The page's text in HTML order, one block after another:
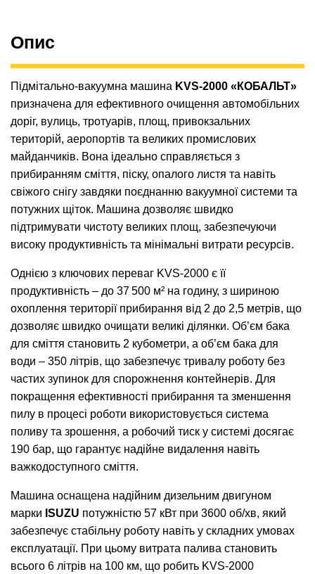
Опис
Підмітально-вакуумна машина KVS-2000 «КОБАЛЬТ»
призначена для ефективного очищення автомобільних
доріг, вулиць, тротуарів, площ, привокзальних
територій, аеропортів та великих промислових
майданчиків. Вона ідеально справляється з
прибиранням сміття, піску, опалого листя та навіть
свіжого снігу завдяки поєднанню вакуумної системи та
потужних щіток. Машина дозволяє швидко
підтримувати чистоту великих площ, забезпечуючи
високу продуктивність та мінімальні витрати ресурсів.
Однією з ключових переваг KVS-2000 є її
продуктивність – до 37 500 м² на годину, з шириною
охоплення території прибирання від 2 до 2,5 метрів, що
дозволяє швидко очищати великі ділянки. Об’єм бака
для сміття становить 2 кубометри, а об’єм бака для
води – 350 літрів, що забезпечує тривалу роботу без
частих зупинок для спорожнення контейнерів. Для
покращення ефективності прибирання та зменшення
пилу в процесі роботи використовується система
поливу та зрошення, а робочий тиск у системі досягає
190 бар, що гарантує надійне видалення навіть
важкодоступного сміття.
Машина оснащена надійним дизельним двигуном
марки ISUZU потужністю 57 кВт при 3600 об/хв, який
забезпечує стабільну роботу навіть у складних умовах
експлуатації. При цьому витрата палива становить
всього 6 літрів на 100 км, що робить KVS-2000